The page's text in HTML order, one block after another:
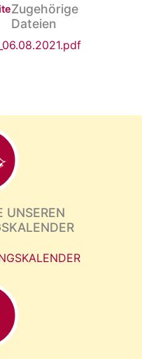
Zugehörige
Dateien
UNSEREN